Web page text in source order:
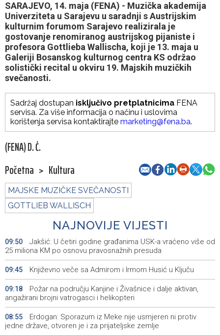
SARAJEVO, 14. maja (FENA) - Muzička akademija
Univerziteta u Sarajevu u saradnji s Austrijskim
kulturnim forumom Sarajevo realizirala je
gostovanje renomiranog austrijskog pijaniste i
profesora Gottlieba Wallischa, koji je 13. maja u
Galeriji Bosanskog kulturnog centra KS održao
solistički recital u okviru 19. Majskih muzičkih
svečanosti.
Sadržaj dostupan isključivo pretplatnicima FENA
servisa. Za više informacija o načinu i uslovima
korištenja servisa kontaktirajte marketing@fena.ba.
(FENA) D. Ć.
Početna > Kultura
MAJSKE MUZIČKE SVEČANOSTI
GOTTLIEB WALLISCH
NAJNOVIJE VIJESTI
09:50
Jakšić: U četiri godine građanima USK-a vraćeno više od
25 miliona KM po osnovu pravosnažnih presuda
09:45 Književno veče sa Admirom i Irmom Husić u Ključu
09:18
Požar na području Kanjine i Živašnice i dalje aktivan,
angažirani brojni vatrogasci i helikopteri
08:55
Erdogan: Sporazum iz Meke nije usmjeren ni protiv
jedne države, otvoren je i za prijateljske zemlje